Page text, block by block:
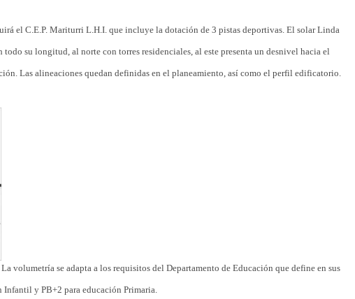
el C.E.P. Mariturri L.H.I. que incluye la dotación de 3 pistas deportivas. El solar Linda
su longitud, al norte con torres residenciales, al este presenta un desnivel hacia el
Las alineaciones quedan definidas en el planeamiento, así como el perfil edificatorio.
La volumetría se adapta a los requisitos del Departamento de Educación que define en sus
y PB+2 para educación Primaria.